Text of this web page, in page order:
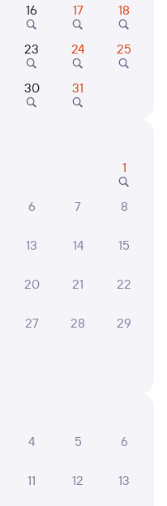
7,4
Саратов-1 Пасс.
02:52
Маршрут
варианты
16 17 18
23 24 25
30 31
1
6 7 8
13 14 15
20 21 22
27 28 29
4 5 6
11 12 13